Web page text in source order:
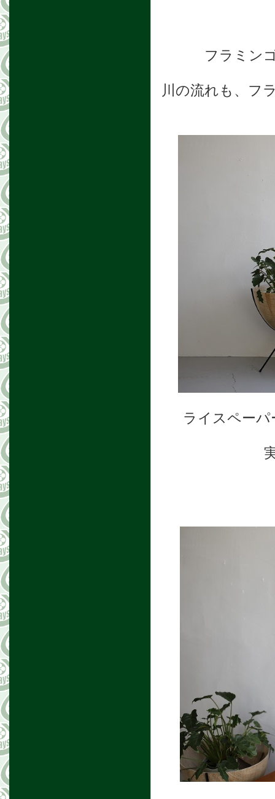
フラミン
川の流れも、フ
ライスペー